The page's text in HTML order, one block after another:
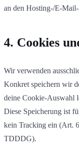
an den Hosting-/E-
4. Cookies
Wir verwenden
Konkret speichern wir
deine Cookie-Auswahl
Diese Speicherung ist
kein Tracking ein (Art.
TDDDG).